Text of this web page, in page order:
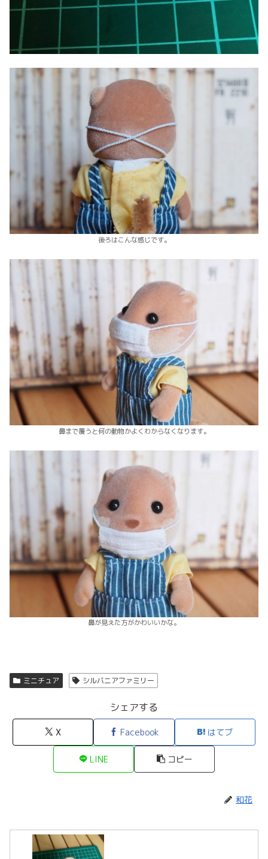
後ろはこんな感じです。
鼻まで覆うと何の動物かよくわからなくなります。
鼻が見えた方がかわいいかな。
ミニチュア シルバニアファミリー
シェアする
X Facebook はてブ
LINE コピー
和花